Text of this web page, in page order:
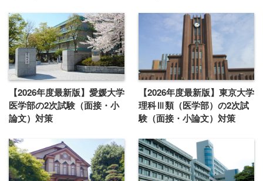
【2026年度最新版】愛媛大学
医学部の2次試験（面接・小
論文）対策
【2026年度最新版】東京大学
理科Ⅲ類（医学部）の2次試
験（面接・小論文）対策